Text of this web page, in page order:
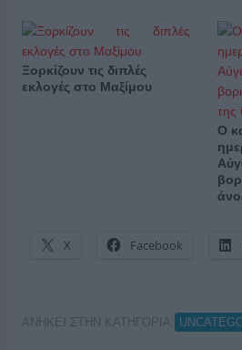
Ξορκίζουν τις διπλές
εκλογές στο Μαξίμου
Ο
X Facebook
ΑΝΗΚΕΙ ΣΤΗΝ ΚΑΤΗΓΟΡΙΑ: